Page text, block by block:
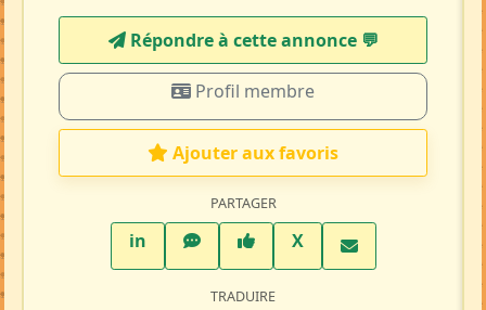
Répondre à cette annonce 💬​
Profil membre
Ajouter aux favoris
PARTAGER
inLinkedInWhatsAppFacebook
XTwitter X
TRADUIRE